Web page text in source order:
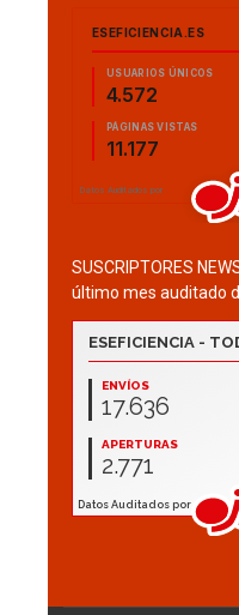
SUSCRIPTORES
último mes auditado